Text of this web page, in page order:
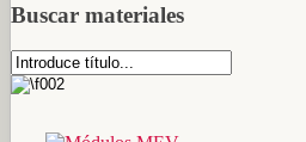
Buscar materiales